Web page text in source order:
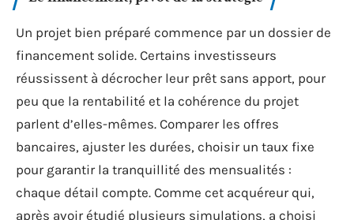
Un projet bien préparé commence par un dossier de
financement solide. Certains investisseurs
réussissent à décrocher leur prêt sans apport, pour
peu que la rentabilité et la cohérence du projet
parlent d’elles-mêmes. Comparer les offres
bancaires, ajuster les durées, choisir un taux fixe
pour garantir la tranquillité des mensualités :
chaque détail compte. Comme cet acquéreur qui,
après avoir étudié plusieurs simulations, a choisi